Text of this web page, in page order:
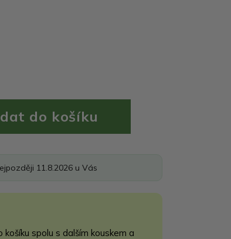
11.8.2026 u Vás
spolu s dalším kouskem a